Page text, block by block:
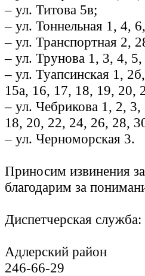
– ул. Титова 5в;
– ул. Тоннельная 1, 4,
– ул. Транспортная 2,
– ул. Трунова 1, 3, 4, 5,
– ул. Туапсинская 1,
15а, 16, 17, 18, 19, 20,
– ул. Чебрикова 1, 2,
18, 20, 22, 24, 26, 28,
– ул. Черноморская 3.
Приносим извинения
благодарим за
Диспетчерская служба:
Адлерский район
246-66-29